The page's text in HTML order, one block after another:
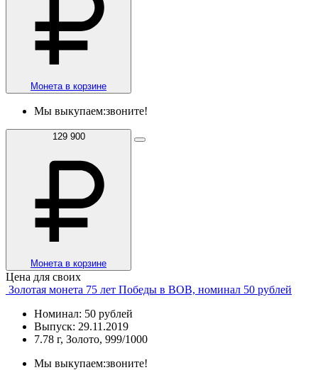
Монета в корзине
Мы выкупаем:звоните!
129 900
Монета в корзине
Цена для своих
Золотая монета 75 лет Победы в ВОВ, номинал 50 рублей
Номинал: 50 рублей
Выпуск: 29.11.2019
7.78 г, Золото, 999/1000
Мы выкупаем:звоните!